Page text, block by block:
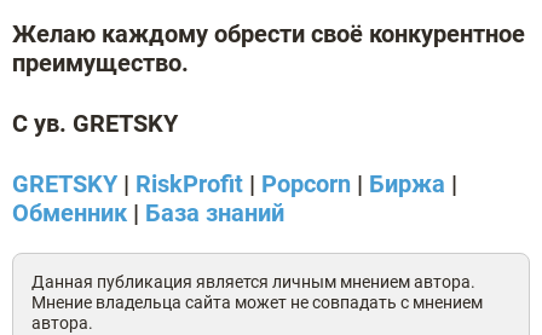
Желаю каждому обрести своё конкурентное
преимущество.
С ув. GRETSKY
GRETSKY | RiskProfit | Popcorn | Биржа |
Обменник | База знаний
Данная публикация является личным мнением автора.
Мнение владельца сайта может не совпадать с мнением
автора.